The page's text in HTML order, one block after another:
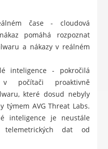
čase - cloudová
pomáhá rozpoznat
a nákazy v reálném
inteligence - pokročilá
počítači proaktivně
které dosud nebyly
týmem AVG Threat Labs.
inteligence je neustále
telemetrických dat od